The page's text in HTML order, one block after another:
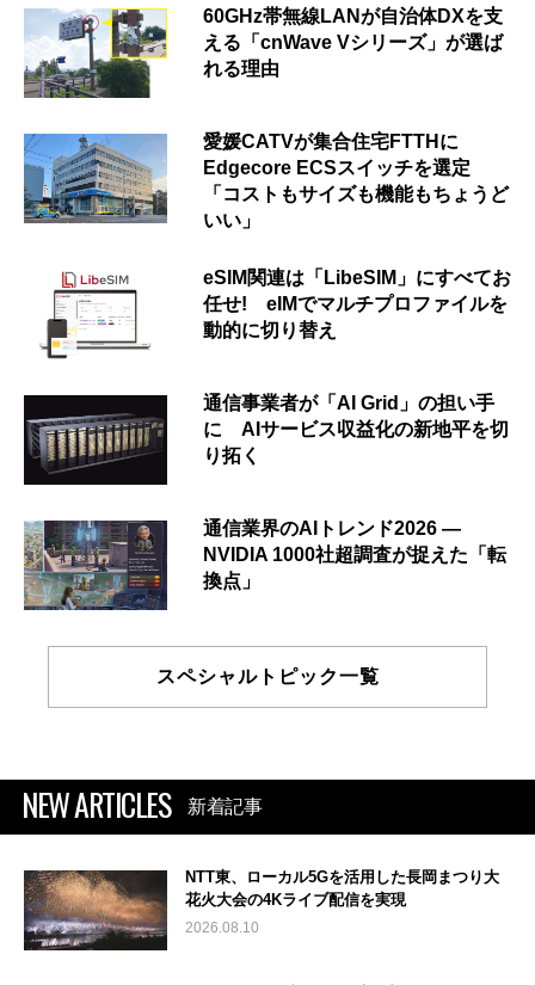
60GHz帯無線LANが自治体DXを支
える「cnWave Vシリーズ」が選ば
れる理由
愛媛CATVが集合住宅FTTHに
Edgecore ECSスイッチを選定
「コストもサイズも機能もちょうど
いい」
eSIM関連は「LibeSIM」にすべてお
任せ! eIMでマルチプロファイルを
動的に切り替え
通信事業者が「AI Grid」の担い手
に AIサービス収益化の新地平を切
り拓く
通信業界のAIトレンド2026 ―
NVIDIA 1000社超調査が捉えた「転
換点」
スペシャルトピック一覧
NEW ARTICLES 新着記事
NTT東、ローカル5Gを活用した長岡まつり大
花火大会の4Kライブ配信を実現
2026.08.10